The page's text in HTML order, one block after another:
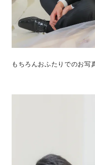
もちろんおふたりでのお写